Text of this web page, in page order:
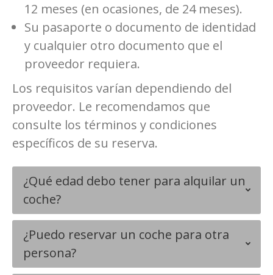
12 meses (en ocasiones, de 24 meses).
Su pasaporte o documento de identidad
y cualquier otro documento que el
proveedor requiera.
Los requisitos varían dependiendo del
proveedor. Le recomendamos que
consulte los términos y condiciones
específicos de su reserva.
¿Qué edad debo tener para alquilar un
coche?
¿Puedo reservar un coche para otra
persona?